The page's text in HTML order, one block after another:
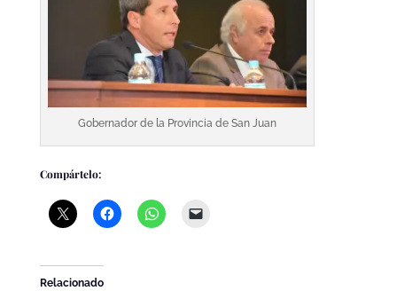
Gobernador de la Provincia de San Juan
Compártelo:
Relacionado